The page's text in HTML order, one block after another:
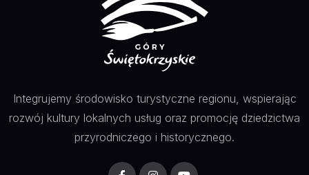
Integrujemy środowisko turystyczne regionu, wspierając
rozwój kultury lokalnych usług oraz promocję dziedzictwa
przyrodniczego i historycznego.